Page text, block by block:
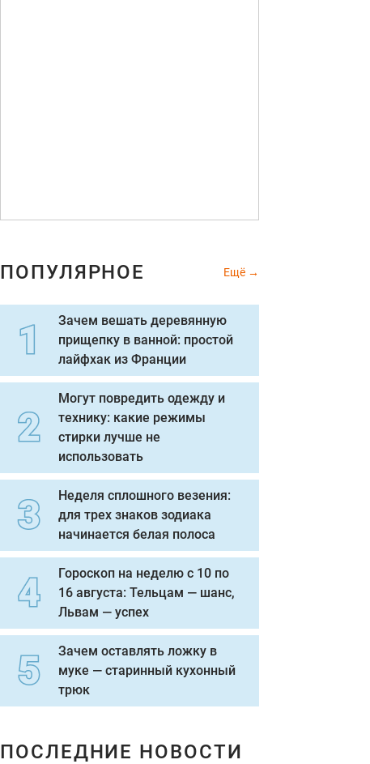
ПОПУЛЯРНОЕ Ещё
Зачем вешать деревянную
прищепку в ванной: простой
лайфхак из Франции
Могут повредить одежду и
технику: какие режимы
стирки лучше не
использовать
Неделя сплошного везения:
для трех знаков зодиака
начинается белая полоса
Гороскоп на неделю с 10 по
16 августа: Тельцам — шанс,
Львам — успех
Зачем оставлять ложку в
муке — старинный кухонный
трюк
ПОСЛЕДНИЕ НОВОСТИ